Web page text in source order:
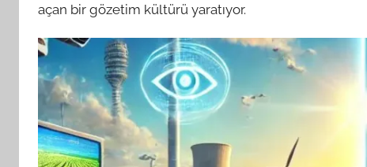
açan bir gözetim kültürü yaratıyor.